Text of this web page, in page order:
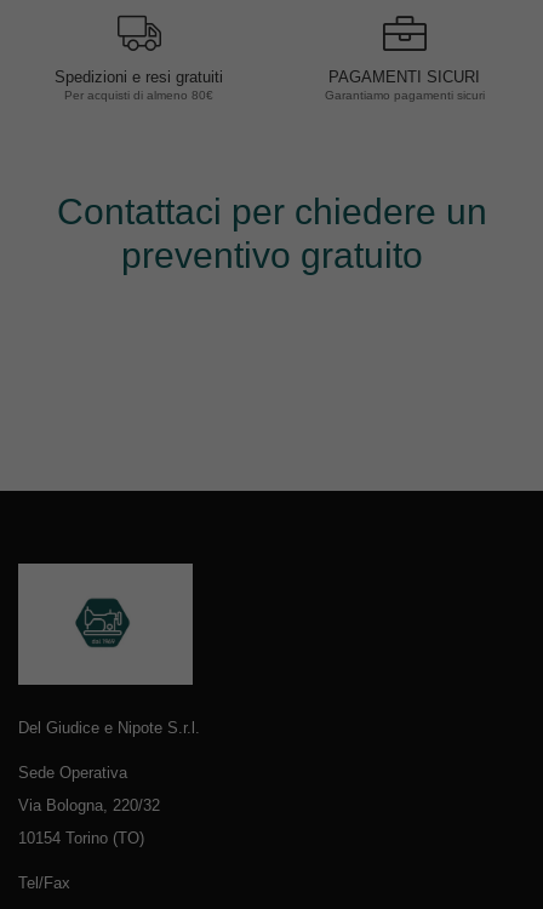
PAGAMENTI SICURI
Garantiamo pagamenti sicuri
Garanzia di 2 anni
Su tutte le macchine nuove
Contattaci per chiedere un
preventivo gratuito
Del Giudice e Nipote S.r.l.
Sede Operativa
Via Bologna, 220/32
10154 Torino (TO)
Tel/Fax